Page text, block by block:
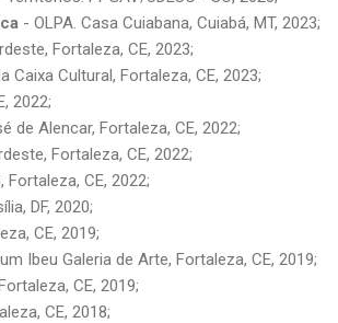
- OLPA. Casa Cuiabana, Cuiabá, MT, 2023;
Fortaleza, CE, 2023;
Caixa Cultural, Fortaleza, CE, 2023;
2022;
de Alencar, Fortaleza, CE, 2022;
Fortaleza, CE, 2022;
CE, 2022;
DF, 2020;
CE, 2019;
Ibeu Galeria de Arte, Fortaleza, CE, 2019;
CE, 2019;
CE, 2018;